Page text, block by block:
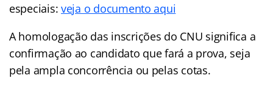
especiais:veja o documento aqui
A homologação das inscrições do CNU significa a
confirmação ao candidato que fará a prova, seja
pela ampla concorrência ou pelas cotas.